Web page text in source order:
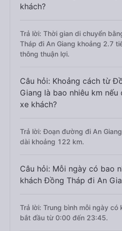
khách?
Trả lời: Thời gian di chuyển
Tháp đi An Giang khoảng 2.7
thông thuận lợi.
Câu hỏi: Khoảng cách từ
Giang là bao nhiêu km nếu
xe khách?
Trả lời: Đoạn đường đi An
dài khoảng 122 km.
Câu hỏi: Mỗi ngày có bao
khách Đồng Tháp đi An
Trả lời: Trung bình mỗi ngày
bắt đầu từ 0:00 đến 23:45.